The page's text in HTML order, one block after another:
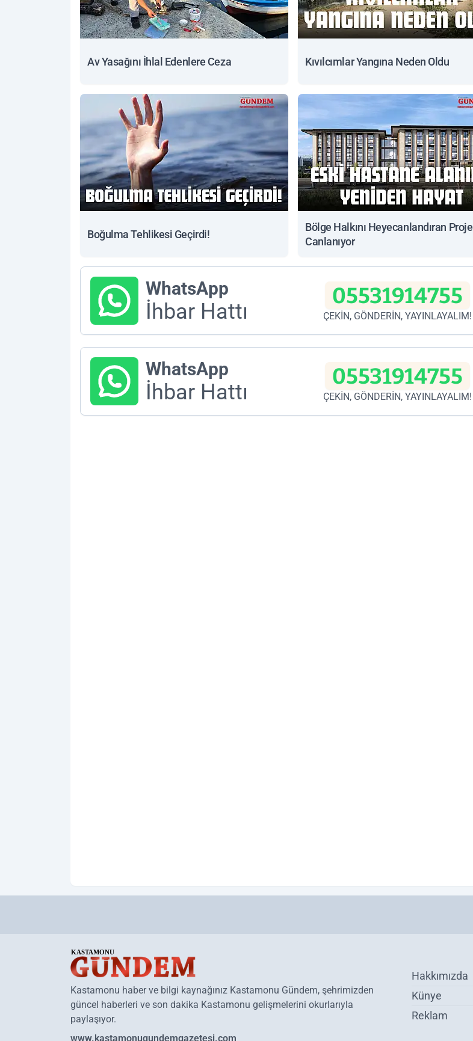
Av Yasağını İhlal Edenlere Ceza Kıvılcımlar Yangına Neden Oldu
Boğulma Tehlikesi Geçirdi!
Bölge Halkını Heyecanlandıran Proje
Canlanıyor
WhatsApp
İhbar Hattı
05531914755
ÇEKİN, GÖNDERİN, YAYINLAYALIM!
WhatsApp
İhbar Hattı
05531914755
ÇEKİN, GÖNDERİN, YAYINLAYALIM!
Kastamonu haber ve bilgi kaynağınız Kastamonu Gündem, şehrimizden
güncel haberleri ve son dakika Kastamonu gelişmelerini okurlarıyla
paylaşıyor.
www.kastamonugundemgazetesi.com
Hakkımızda
Künye
Reklam